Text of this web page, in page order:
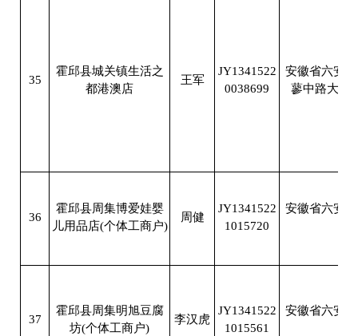
35
霍邱县城关镇生活之
都港澳店
王军
JY1341522
0038699
安徽省六安
蓼中路大名
36
霍邱县周集博爱娃婴
儿用品店(个体工商户)
周健
JY1341522
1015720
安徽省六安
37
霍邱县周集明旭豆腐
坊(个体工商户)
李汉虎
JY1341522
1015561
安徽省六安